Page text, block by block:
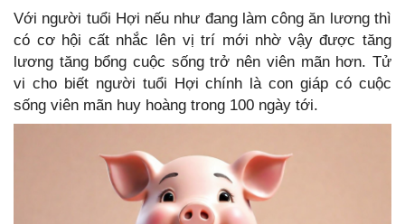
Với người tuổi Hợi nếu như đang làm công ăn lương thì
có cơ hội cất nhắc lên vị trí mới nhờ vậy được tăng
lương tăng bổng cuộc sống trở nên viên mãn hơn. Tử
vi cho biết người tuổi Hợi chính là con giáp có cuộc
sống viên mãn huy hoàng trong 100 ngày tới.